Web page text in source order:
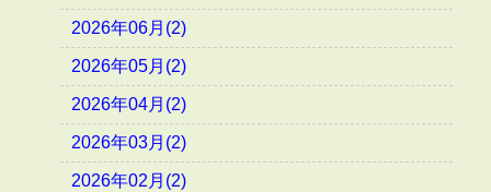
2026年06月(2)
2026年05月(2)
2026年04月(2)
2026年03月(2)
2026年02月(2)